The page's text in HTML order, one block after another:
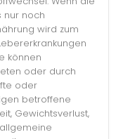
nur noch
wird zum
können
oder durch
oder
betroffene
Gewichtsverlust,